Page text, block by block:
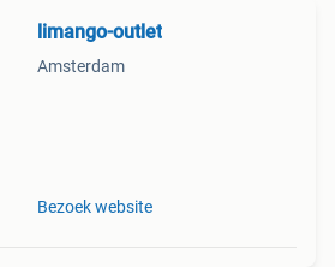
limango-outlet
Amsterdam
Bezoek website